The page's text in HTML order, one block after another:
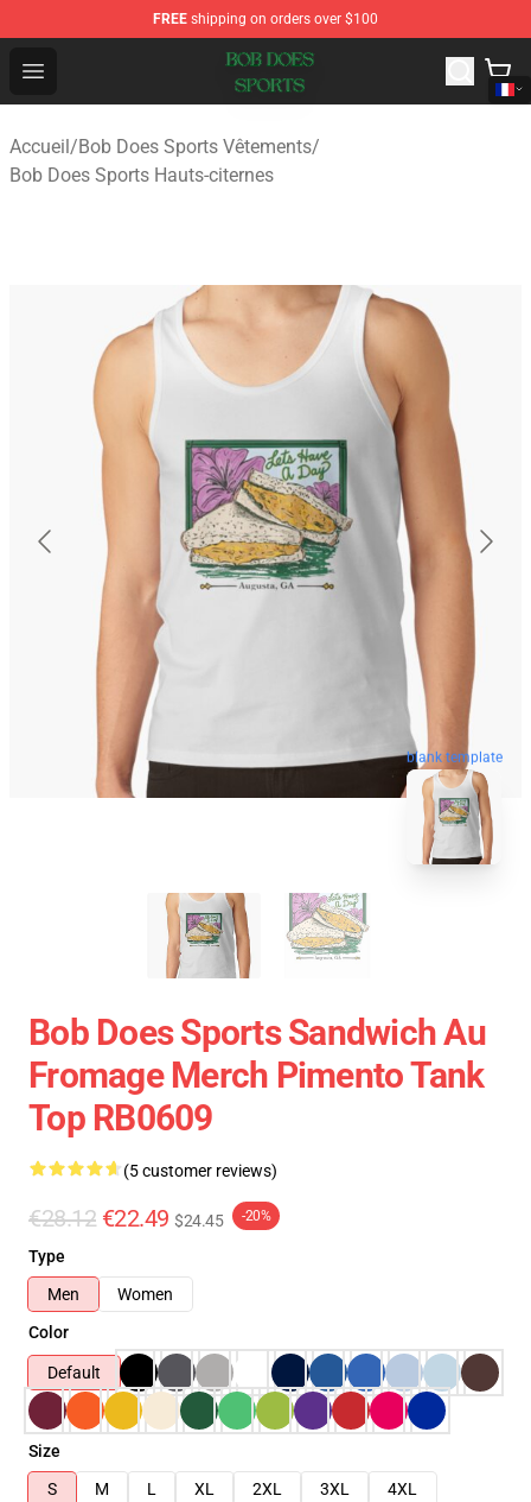
FREE shipping on orders over $100
Open menu
Bob Does Sports Store - Official Bob Does Sports
Accueil/Bob Does Sports Vêtements/
Bob Does Sports Hauts-citernes
blank template
Bob Does Sports Sandwich Au
Fromage Merch Pimento Tank
Top RB0609
(5 customer reviews)
€28.12 €22.49 $24.45 -20%
Type
Men
Women
Color
Default
Size
S
M L XL 2XL 3XL
4XL